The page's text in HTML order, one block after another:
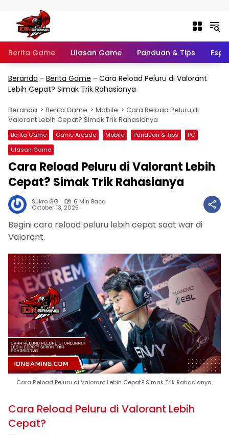
Berita Game Ulasan Game Panduan & Tips
Beranda - Berita Game - Cara Reload Peluru di Valorant
Lebih Cepat? Simak Trik Rahasianya
Beranda Berita Game Mobile
Cara Reload Peluru di
Valorant Lebih Cepat? Simak Trik Rahasianya
Berita Game Game Arcade Mobile Panduan & Tips
PC
Ulasan Game
Cara Reload Peluru di Valorant Lebih
Cepat? Simak Trik Rahasianya
Sukro GG 6 Min Baca
Oktober 13, 2025
Begini cara reload peluru lebih cepat saat war di
Valorant.
Cara Reload Peluru di Valorant Lebih Cepat? Simak Trik Rahasianya
Cara Reload Peluru di Valorant Lebih
Cepat?